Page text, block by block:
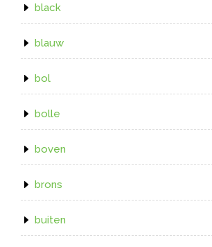
black
blauw
bol
bolle
boven
brons
buiten